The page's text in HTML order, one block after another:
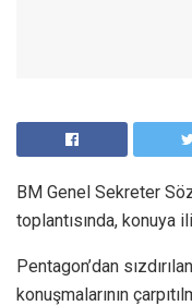
BM Genel Sekreter
toplantısında, konuya
Pentagon’dan
konuşmalarının